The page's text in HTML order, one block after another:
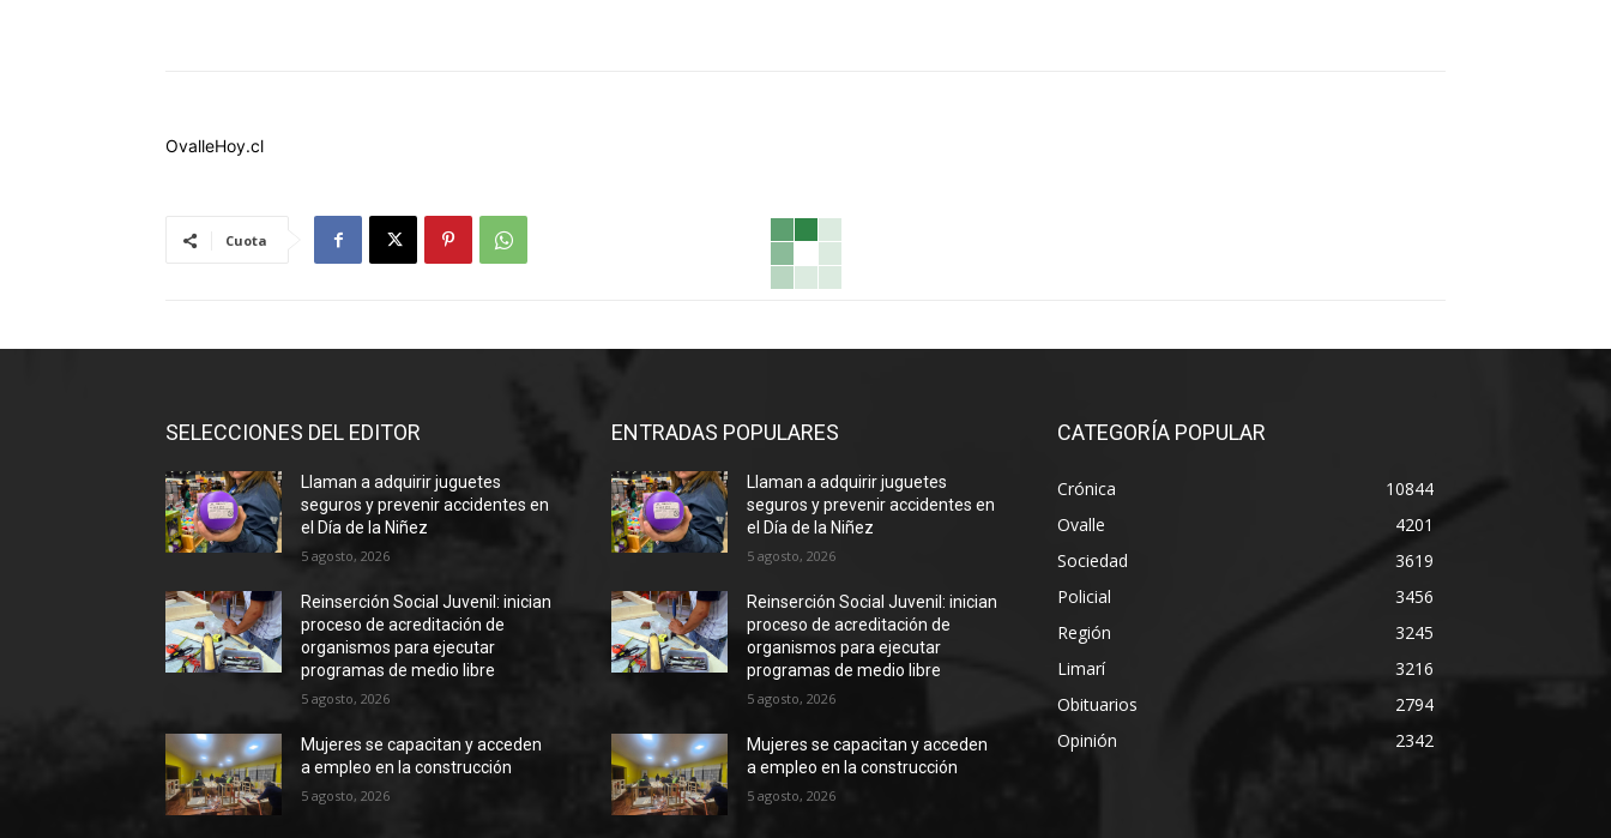
OvalleHoy.cl
Cuota
SELECCIONES DEL EDITOR
Llaman a adquirir juguetes
seguros y prevenir accidentes en
el Día de la Niñez
5 agosto, 2026
Reinserción Social Juvenil: inician
proceso de acreditación de
organismos para ejecutar
programas de medio libre
5 agosto, 2026
Mujeres se capacitan y acceden
a empleo en la construcción
5 agosto, 2026
ENTRADAS POPULARES
Llaman a adquirir juguetes
seguros y prevenir accidentes en
el Día de la Niñez
5 agosto, 2026
Reinserción Social Juvenil: inician
proceso de acreditación de
organismos para ejecutar
programas de medio libre
5 agosto, 2026
Mujeres se capacitan y acceden
a empleo en la construcción
5 agosto, 2026
CATEGORÍA POPULAR
Crónica
10844
Ovalle
4201
Sociedad
3619
Policial
3456
Región
3245
Limarí
3216
Obituarios
2794
Opinión
2342